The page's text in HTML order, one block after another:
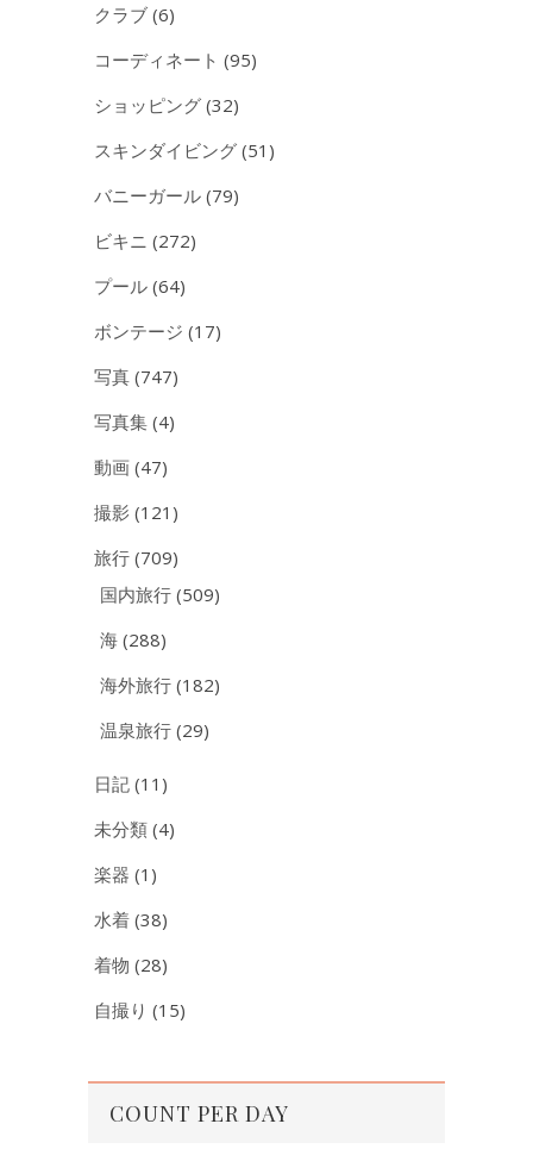
クラブ (6)
コーディネート (95)
ショッピング (32)
スキンダイビング (51)
バニーガール (79)
ビキニ (272)
プール (64)
ボンテージ (17)
写真 (747)
写真集 (4)
動画 (47)
撮影 (121)
旅行 (709)
国内旅行 (509)
海 (288)
海外旅行 (182)
温泉旅行 (29)
日記 (11)
未分類 (4)
楽器 (1)
水着 (38)
着物 (28)
自撮り (15)
COUNT PER DAY